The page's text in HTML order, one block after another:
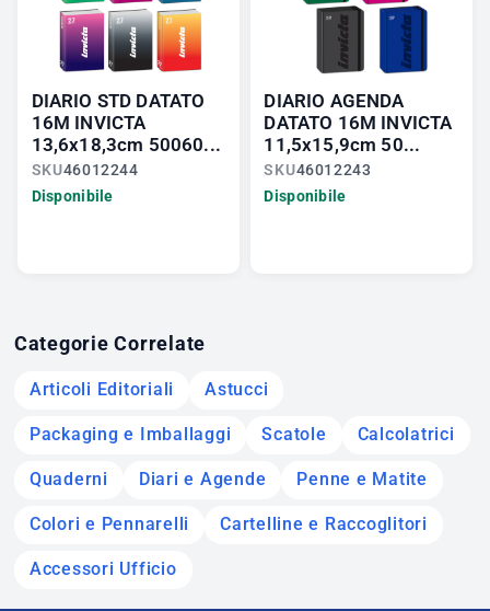
DIARIO STD DATATO
16M INVICTA
13,6x18,3cm 50060...
SKU46012244
Disponibile
DIARIO AGENDA
DATATO 16M INVICTA
11,5x15,9cm 50...
SKU46012243
Disponibile
Categorie Correlate
Articoli Editoriali Astucci
Packaging e Imballaggi Scatole Calcolatrici
Quaderni Diari e Agende Penne e Matite
Colori e Pennarelli Cartelline e Raccoglitori
Accessori Ufficio